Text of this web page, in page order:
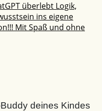
überlebt Logik,
ins eigene
Mit Spaß und ohne
deines Kindes